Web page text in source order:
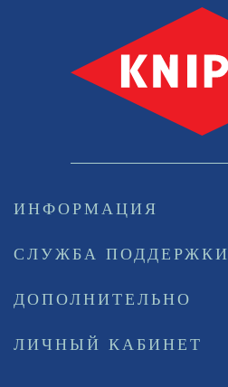
ИНФОРМАЦИЯ
СЛУЖБА ПОДДЕРЖКИ
ДОПОЛНИТЕЛЬНО
ЛИЧНЫЙ КАБИНЕТ